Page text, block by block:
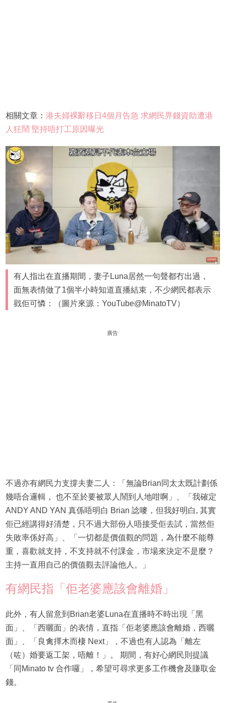
相關文章： 港夫婦裸辭移日4個月告急 求網民畀錢資助遭港
人狂鬧 堅持唔打工原因曝光
有人指出在直播期間，妻子Luna居然一句聲都冇出過，
面無表情做了1個半小時知道直播結束，不少網民都表示
戥佢可憐：（圖片來源：YouTube@MinatoTV）
廣告
不過亦有網民力支撐夫妻二人：「無論Brian同太太既計劃係
幾唔合邏輯， 也不至於要被眾人鬧到人地咁啊」、「我確定
ANDY AND YAN 真係唔明白 Brian 諗嘜，但我好明白, 其實
佢已經講得好清楚，只不過大部份人唔接受佢去試，當然佢
失敗率係好高」、「一切都是價值觀的問題，為什麼不能尊
重，喜歡就支持，不支持就不付課金，市場來決定不是麼？
主持一直用自己的價值觀去評論他人。」
有網民指「佢老婆應該會離婚」
此外，有人留意到Brian老婆Luna在直播時不時出現「黑
面」、「西曬面」的表情，直指「佢老婆應該會離婚，西曬
面」、「良禽擇木而棲 Next」，不過也有人認為「離左
（咗）婚要返工架，唔離！」。 期間，有好心網民則提議
「同Minato tv 合作囉」，希望可尋求更多工作機會及賺取金
錢。